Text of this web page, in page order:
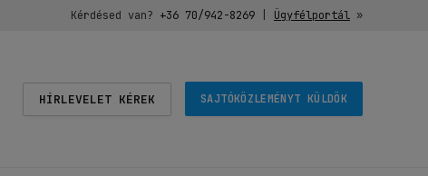
Kérdésed van? +36 70/942-8269| Ügyfélportál»
HÍRLEVELET KÉREK SAJTÓKÖZLEMÉNYT KÜLDÖK